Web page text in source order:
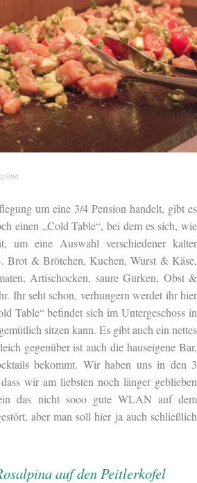
um eine 3/4 Pension handelt, gibt es
einen „Cold Table“, bei dem es sich, wie
um eine Auswahl verschiedener kalter
Brot & Brötchen, Kuchen, Wurst & Käse,
Artischocken, saure Gurken, Obst &
Ihr seht schon, verhungern werdet ihr hier
Table“ befindet sich im Untergeschoss in
sitzen kann. Es gibt auch ein nettes
gegenüber ist auch die hauseigene Bar,
bekommt. Wir haben uns in den 3
wir am liebsten noch länger geblieben
das nicht sooo gute WLAN auf dem
aber man soll hier ja auch schließlich